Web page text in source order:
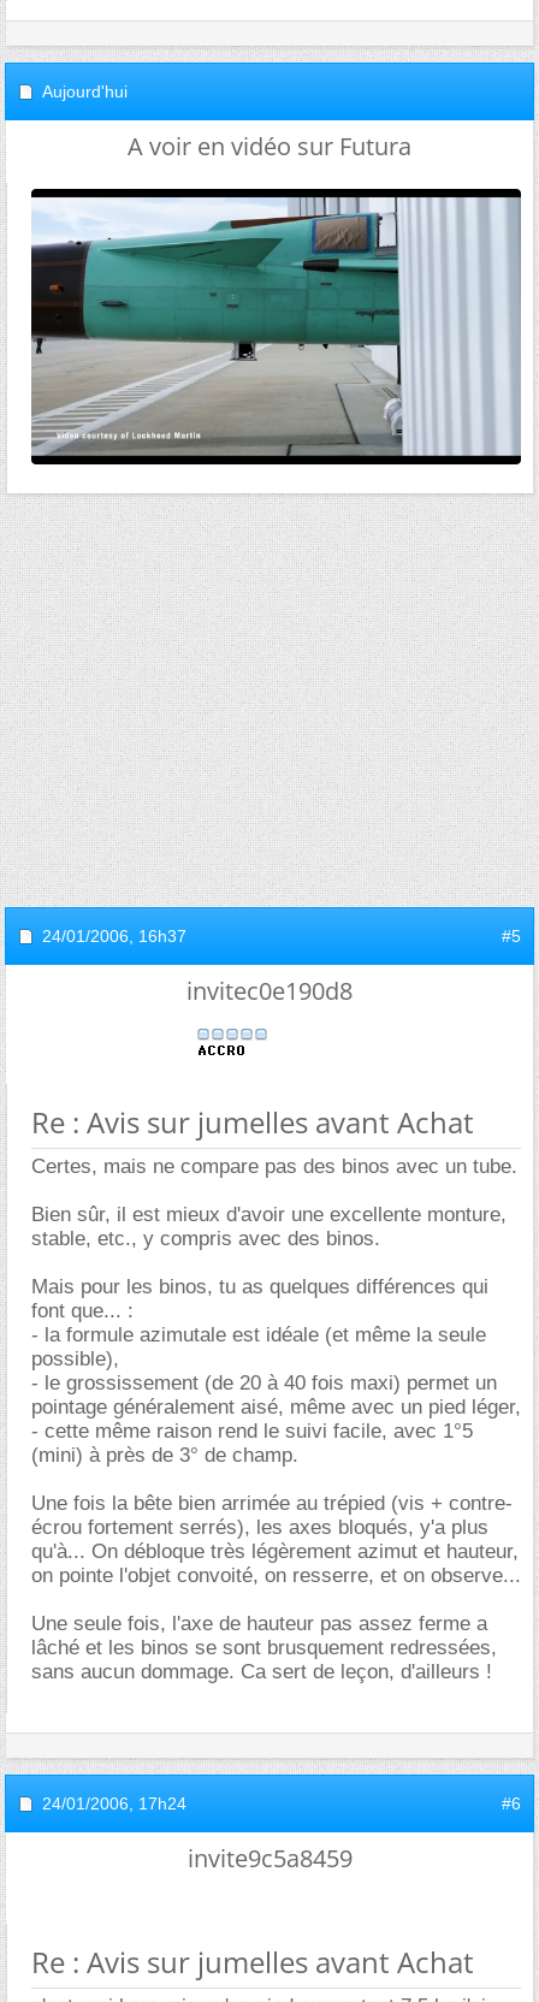
Aujourd'hui
A voir en vidéo sur Futura
24/01/2006, 16h37 #5
invitec0e190d8
Re : Avis sur jumelles avant Achat
Certes, mais ne compare pas des binos avec un tube.
Bien sûr, il est mieux d'avoir une excellente monture,
stable, etc., y compris avec des binos.
Mais pour les binos, tu as quelques différences qui
font que... :
- la formule azimutale est idéale (et même la seule
possible),
- le grossissement (de 20 à 40 fois maxi) permet un
pointage généralement aisé, même avec un pied léger,
- cette même raison rend le suivi facile, avec 1°5
(mini) à près de 3° de champ.
Une fois la bête bien arrimée au trépied (vis + contre-
écrou fortement serrés), les axes bloqués, y'a plus
qu'à... On débloque très légèrement azimut et hauteur,
on pointe l'objet convoité, on resserre, et on observe...
Une seule fois, l'axe de hauteur pas assez ferme a
lâché et les binos se sont brusquement redressées,
sans aucun dommage. Ca sert de leçon, d'ailleurs !
24/01/2006, 17h24 #6
invite9c5a8459
Re : Avis sur jumelles avant Achat